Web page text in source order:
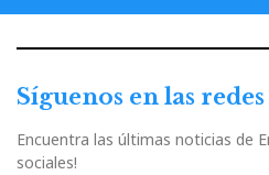
Síguenos en las redes
Encuentra las últimas noticias de
sociales!